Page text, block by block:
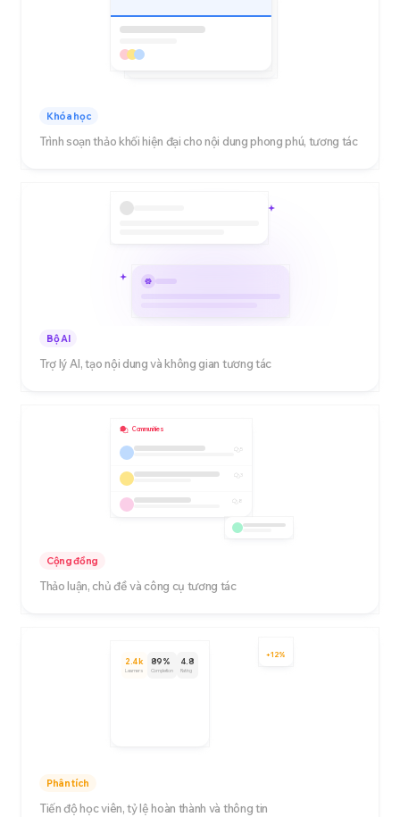
Khóa học
Trình soạn thảo khối hiện đại cho nội dung phong phú, tương tác
Bộ AI
Trợ lý AI, tạo nội dung và không gian tương tác
Communities
5
3
8
Cộng đồng
Thảo luận, chủ đề và công cụ tương tác
2.4k
Learners
89%
Completion
4.8
Rating
+12%
Phân tích
Tiến độ học viên, tỷ lệ hoàn thành và thông tin